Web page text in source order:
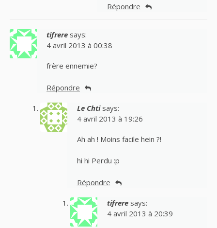
Répondre
tifrere says:
4 avril 2013 à 00:38
frère ennemie?
Répondre
Le Chti says:
4 avril 2013 à 19:26
Ah ah ! Moins facile hein ?!
hi hi Perdu :p
Répondre
tifrere says:
4 avril 2013 à 20:39